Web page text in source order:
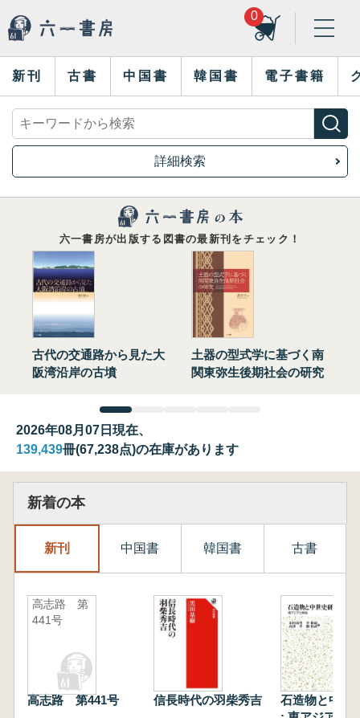
0
新刊 古書 中国書 韓国書 電子書籍
詳細検索
六一書房が出版する図書の最新刊をチェック！
古代の交通路から見た大
阪湾沿岸の古墳
土器の型式学に基づく南
関東弥生後期社会の研究
2026年08月07日現在、
139,439冊(67,238点)の在庫があります
新着の本
新刊 中国書 韓国書 古書
高志路 第
441号
高志路 第441号 信長時代の羽柴秀吉
石造物と中世